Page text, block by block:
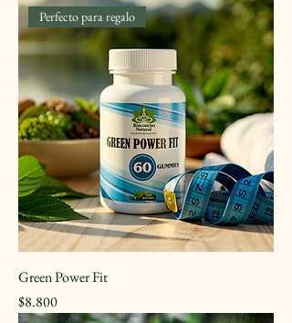
Perfecto para regalo
Green Power Fit
Precio
$8.800